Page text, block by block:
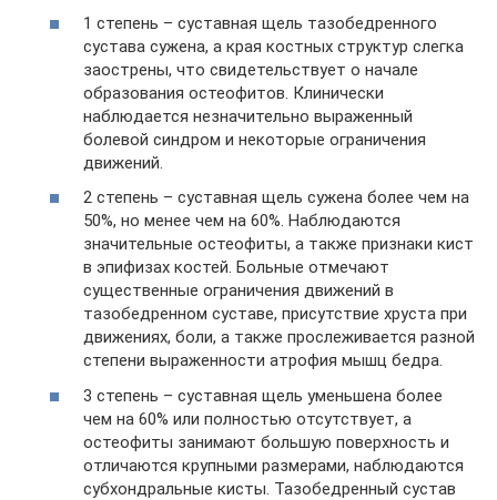
1 степень – суставная щель тазобедренного
сустава сужена, а края костных структур слегка
заострены, что свидетельствует о начале
образования остеофитов. Клинически
наблюдается незначительно выраженный
болевой синдром и некоторые ограничения
движений.
2 степень – суставная щель сужена более чем на
50%, но менее чем на 60%. Наблюдаются
значительные остеофиты, а также признаки кист
в эпифизах костей. Больные отмечают
существенные ограничения движений в
тазобедренном суставе, присутствие хруста при
движениях, боли, а также прослеживается разной
степени выраженности атрофия мышц бедра.
3 степень – суставная щель уменьшена более
чем на 60% или полностью отсутствует, а
остеофиты занимают большую поверхность и
отличаются крупными размерами, наблюдаются
субхондральные кисты. Тазобедренный сустав